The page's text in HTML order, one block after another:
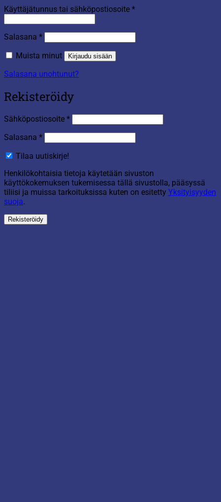
Käyttäjätunnus tai sähköpostiosoite *Vaaditaan
Salasana *Vaaditaan
Muista minut Kirjaudu sisään
Salasana unohtunut?
Rekisteröidy
Sähköpostiosoite *Vaaditaan
Salasana *Vaaditaan
Tilaa uutiskirje!
Henkilökohtaisia tietoja käytetään sivuston
käyttökokemuksen tukemisessa tällä sivustolla, pääsyssä
tiliisi ja muissa tarkoituksissa kuten on esitetty Yksityisyyden
suoja.
Rekisteröidy